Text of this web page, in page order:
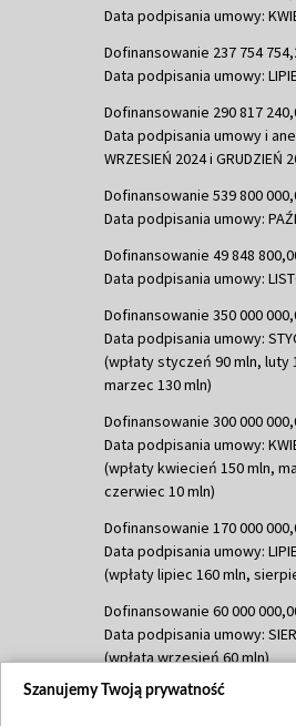
Data podpisania umowy:
Dofinansowanie 237 754
Data podpisania umowy:
Dofinansowanie 290 817
Data podpisania umowy i
WRZESIEŃ 2024 i GRUDZIEŃ
Dofinansowanie 539 800
Data podpisania umowy:
Dofinansowanie 49 848
Data podpisania umowy:
Dofinansowanie 350 000
Data podpisania umowy:
(wpłaty styczeń 90 mln, luty
marzec 130 mln)
Dofinansowanie 300 000
Data podpisania umowy:
(wpłaty kwiecień 150 mln,
czerwiec 10 mln)
Dofinansowanie 170 000
Data podpisania umowy:
(wpłaty lipiec 160 mln,
Dofinansowanie 60 000
Data podpisania umowy:
(wpłata wrzesień 60 mln)
Dofinansowanie 635 783
Szanujemy Twoją prywatność